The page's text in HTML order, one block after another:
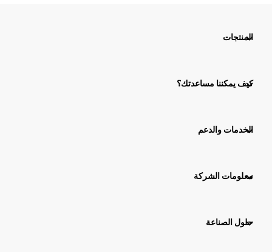
المنتجات
كيف يمكننا مساعدتك؟
الخدمات والدعم
معلومات الشركة
حلول الصناعة